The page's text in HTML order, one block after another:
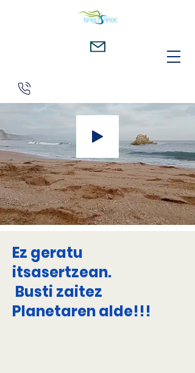
Ez geratu
itsasertzean.
​ Busti zaitez
Planetaren alde!!!